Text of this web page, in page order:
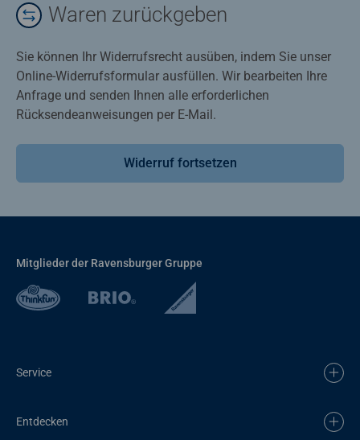
Waren zurückgeben
Sie können Ihr Widerrufsrecht ausüben, indem Sie unser
Online-Widerrufsformular ausfüllen. Wir bearbeiten Ihre
Anfrage und senden Ihnen alle erforderlichen
Rücksendeanweisungen per E-Mail.
Widerruf fortsetzen
Mitglieder der Ravensburger Gruppe
Service
Entdecken